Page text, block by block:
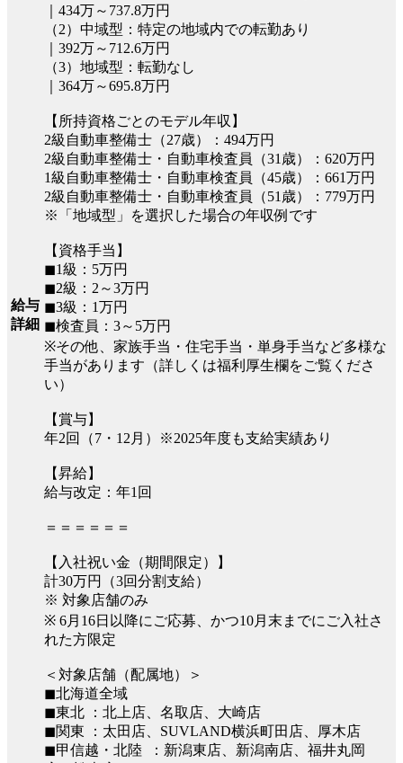
給与
詳細
｜434万～737.8万円
（2）中域型：特定の地域内での転勤あり
｜392万～712.6万円
（3）地域型：転勤なし
｜364万～695.8万円
【所持資格ごとのモデル年収】
2級自動車整備士（27歳）：494万円
2級自動車整備士・自動車検査員（31歳）：620万円
1級自動車整備士・自動車検査員（45歳）：661万円
2級自動車整備士・自動車検査員（51歳）：779万円
※「地域型」を選択した場合の年収例です
【資格手当】
◼︎1級：5万円
◼︎2級：2～3万円
◼︎3級：1万円
◼︎検査員：3～5万円
※その他、家族手当・住宅手当・単身手当など多様な
手当があります（詳しくは福利厚生欄をご覧くださ
い）
【賞与】
年2回（7・12月）※2025年度も支給実績あり
【昇給】
給与改定：年1回
＝＝＝＝＝＝
【入社祝い金（期間限定）】
計30万円（3回分割支給）
※ 対象店舗のみ
※ 6月16日以降にご応募、かつ10月末までにご入社さ
れた方限定
＜対象店舗（配属地）＞
◼︎北海道全域
◼︎東北 ：北上店、名取店、大崎店
◼︎関東 ：太田店、SUVLAND横浜町田店、厚木店
◼︎甲信越・北陸 ：新潟東店、新潟南店、福井丸岡